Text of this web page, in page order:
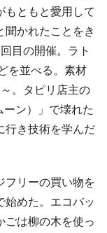
もともと愛用して
聞かれたことをき
目の開催。ラト
を並べる。素材
。タピリ店主の
ン）」で壊れた
行き技術を学んだ
リーの買い物を
始めた。エコバッ
ごは柳の木を使っ